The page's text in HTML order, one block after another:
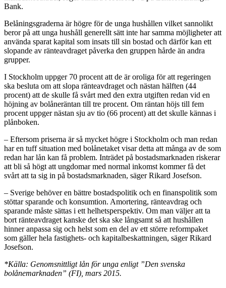
Bank.
Belåningsgraderna är högre för de unga hushållen vilket sannolikt
beror på att unga hushåll generellt sätt inte har samma möjligheter att
använda sparat kapital som insats till sin bostad och därför kan ett
slopande av ränteavdraget påverka den gruppen hårde än andra
grupper.
I Stockholm uppger 70 procent att de är oroliga för att regeringen
ska besluta om att slopa ränteavdraget och nästan hälften (44
procent) att de skulle få svårt med den extra utgiften redan vid en
höjning av bolåneräntan till tre procent. Om räntan höjs till fem
procent uppger nästan sju av tio (66 procent) att det skulle kännas i
plånboken.
– Eftersom priserna är så mycket högre i Stockholm och man redan
har en tuff situation med bolånetaket visar detta att många av de som
redan har lån kan få problem. Inträdet på bostadsmarknaden riskerar
att bli så högt att ungdomar med normal inkomst kommer få det
svårt att ta sig in på bostadsmarknaden, säger Rikard Josefson.
– Sverige behöver en bättre bostadspolitik och en finanspolitik som
stöttar sparande och konsumtion. Amortering, ränteavdrag och
sparande måste sättas i ett helhetsperspektiv. Om man väljer att ta
bort ränteavdraget kanske det ska ske långsamt så att hushållen
hinner anpassa sig och helst som en del av ett större reformpaket
som gäller hela fastighets- och kapitalbeskattningen, säger Rikard
Josefson.
*Källa: Genomsnittligt lån för unga enligt ”Den svenska
bolånemarknaden” (FI), mars 2015.